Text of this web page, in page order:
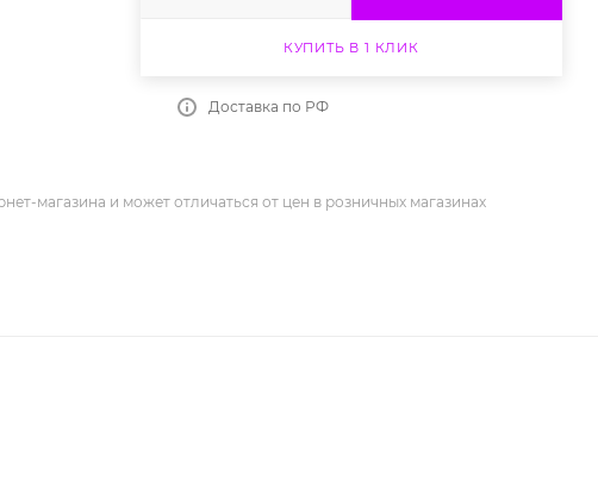
КУПИТЬ В 1 КЛИК
Доставка по РФ
магазина и может отличаться от цен в розничных магазинах